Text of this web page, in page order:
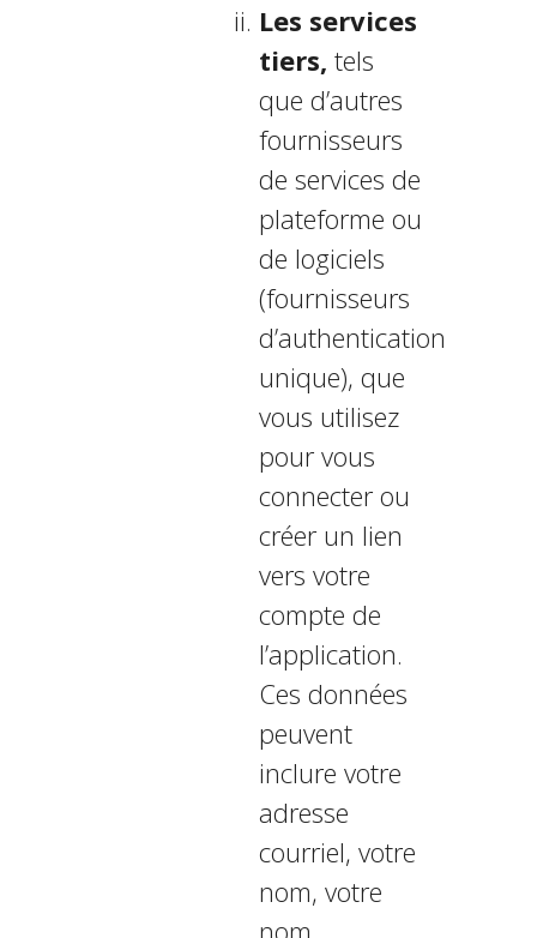
Les services
tiers, tels
que d’autres
fournisseurs
de services de
plateforme ou
de logiciels
(fournisseurs
d’authentification
unique), que
vous utilisez
pour vous
connecter ou
créer un lien
vers votre
compte de
l’application.
Ces données
peuvent
inclure votre
adresse
courriel, votre
nom, votre
nom